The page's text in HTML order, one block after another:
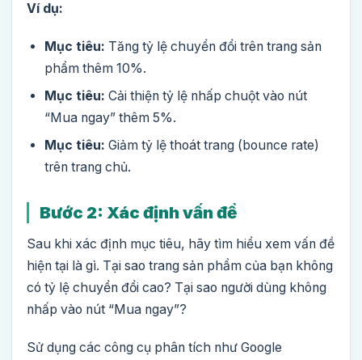
Ví dụ:
Mục tiêu: Tăng tỷ lệ chuyển đổi trên trang sản
phẩm thêm 10%.
Mục tiêu: Cải thiện tỷ lệ nhấp chuột vào nút
“Mua ngay” thêm 5%.
Mục tiêu: Giảm tỷ lệ thoát trang (bounce rate)
trên trang chủ.
Bước 2: Xác định vấn đề
Sau khi xác định mục tiêu, hãy tìm hiểu xem vấn đề
hiện tại là gì. Tại sao trang sản phẩm của bạn không
có tỷ lệ chuyển đổi cao? Tại sao người dùng không
nhấp vào nút “Mua ngay”?
Sử dụng các công cụ phân tích như Google